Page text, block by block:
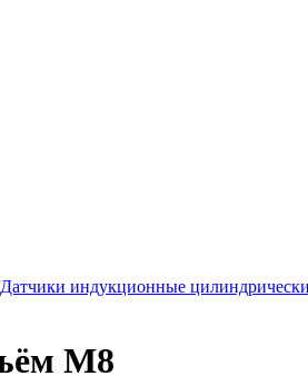
Датчики индукционные
M8